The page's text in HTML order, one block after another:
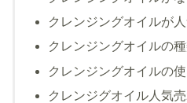
クレンジングオイルが
クレンジングオイルの
クレンジングオイルの
クレンジグオイル人気